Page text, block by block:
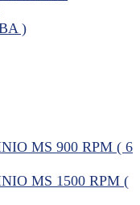
)
MS 900 RPM ( 6
MS 1500 RPM (